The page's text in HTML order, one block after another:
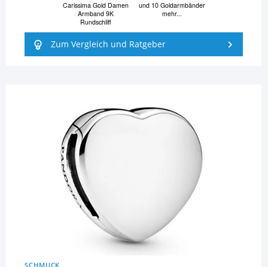
Carissima Gold Damen
Armband 9K
Rundschliff
und 10 Goldarmbänder
mehr...
Zum Vergleich und Ratgeber
SCHMUCK